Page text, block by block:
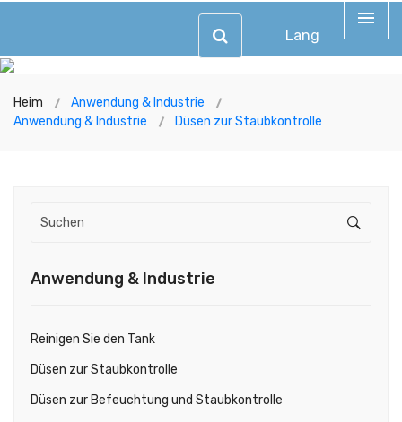
Lang
Heim
Anwendung & Industrie
Anwendung & Industrie
Düsen zur Staubkontrolle
Anwendung & Industrie
Reinigen Sie den Tank
Düsen zur Staubkontrolle
Düsen zur Befeuchtung und Staubkontrolle